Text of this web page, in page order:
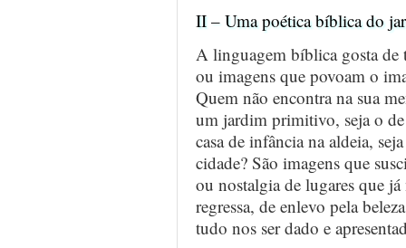
II – Uma poética bíblica do
A linguagem bíblica gosta de
ou imagens que povoam o
Quem não encontra na sua
um jardim primitivo, seja o
casa de infância na aldeia,
cidade? São imagens que
ou nostalgia de lugares que
regressa, de enlevo pela
tudo nos ser dado e